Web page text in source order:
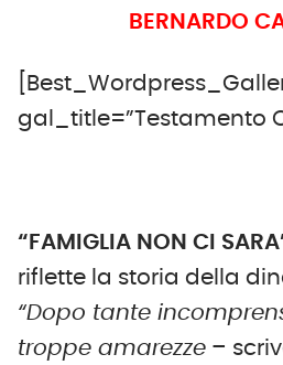
BERNARDO
gal_title=”Testamento
“FAMIGLIA NON CI
riflette la storia della
“Dopo tante
troppe amarezze –